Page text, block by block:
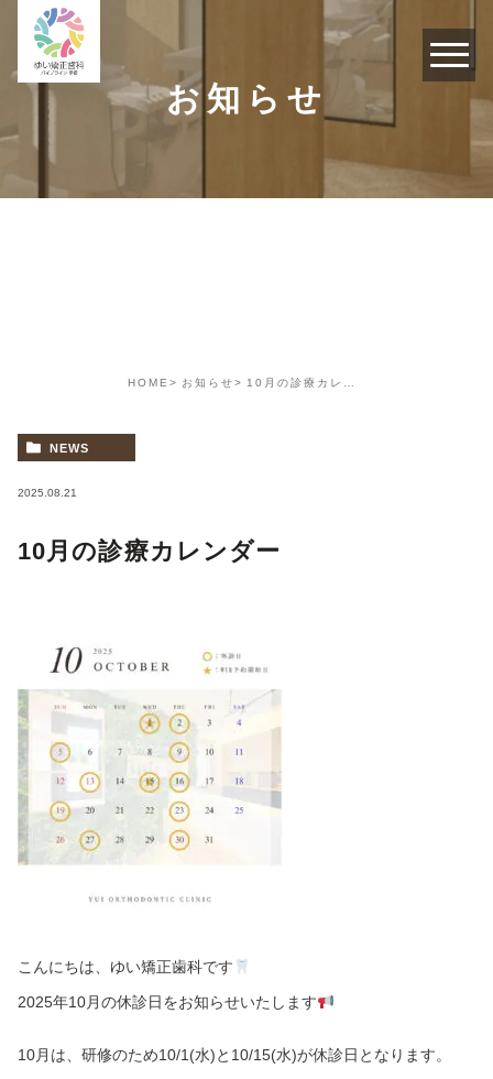
お知らせ
HOME お知らせ 10月の診療カレンダー
NEWS
2025.08.21
10月の診療カレンダー
こんにちは、ゆい矯正歯科です
2025年10月の休診日をお知らせいたします
10月は、研修のため10/1(水)と10/15(水)が休診日となります。